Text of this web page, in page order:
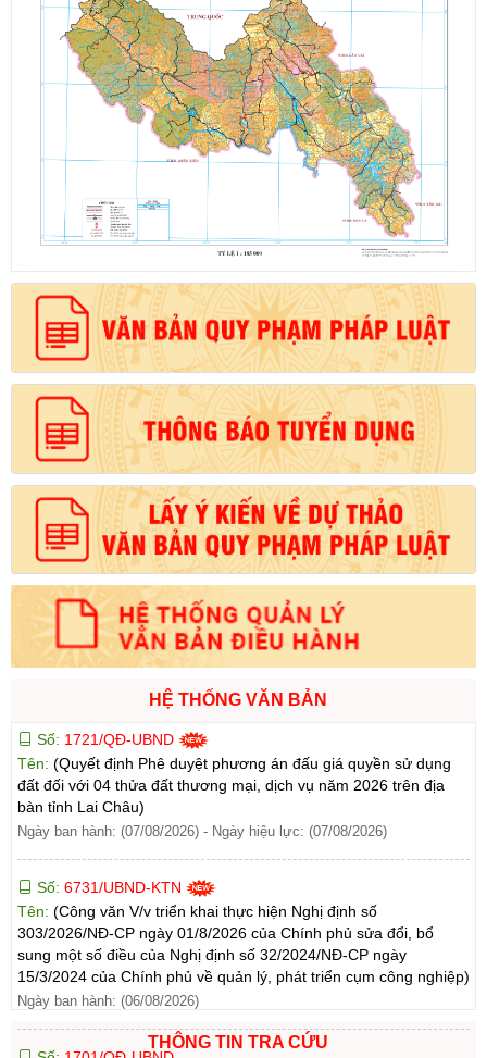
HỆ THỐNG VĂN BẢN
Số: 1721/QĐ-UBND
Tên: (Quyết định Phê duyệt phương án đấu giá quyền sử dụng
đất đối với 04 thửa đất thương mại, dịch vụ năm 2026 trên địa
bàn tỉnh Lai Châu)
Ngày ban hành: (07/08/2026) - Ngày hiệu lực: (07/08/2026)
Số: 6731/UBND-KTN
Tên: (Công văn V/v triển khai thực hiện Nghị định số
303/2026/NĐ-CP ngày 01/8/2026 của Chính phủ sửa đổi, bổ
sung một số điều của Nghị định số 32/2024/NĐ-CP ngày
15/3/2024 của Chính phủ về quản lý, phát triển cụm công nghiệp)
Ngày ban hành: (06/08/2026)
THÔNG TIN TRA CỨU